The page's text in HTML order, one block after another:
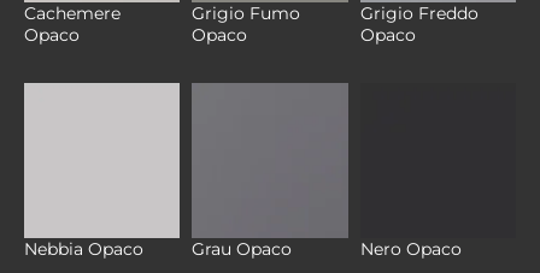
Cachemere
Opaco
Grigio Fumo
Opaco
Grigio Freddo
Opaco
Nebbia Opaco Grau Opaco Nero Opaco